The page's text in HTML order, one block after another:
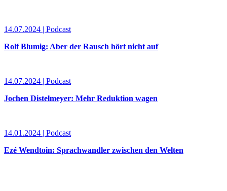
14.07.2024 | Podcast
Rolf Blumig: Aber der Rausch hört nicht auf
14.07.2024 | Podcast
Jochen Distelmeyer: Mehr Reduktion wagen
14.01.2024 | Podcast
Ezé Wendtoin: Sprachwandler zwischen den Welten